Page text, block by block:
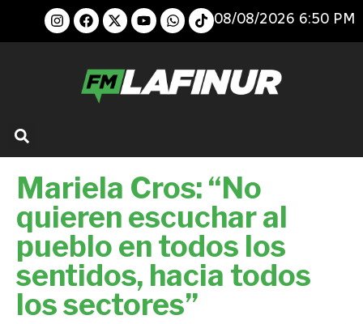
08/08/2026 6:50 PM
Mariela Cros: “No
quieren escuchar al
pueblo en todos los
sentidos, hacia todos
los sectores”